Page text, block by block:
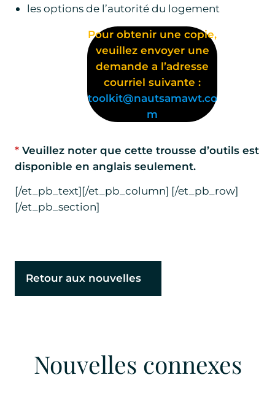
les options de l’autorité du logement
Pour obtenir une copie,
veuillez envoyer une
demande a l’adresse
courriel suivante :
toolkit@nautsamawt.co
m
* Veuillez noter que cette trousse d’outils est
disponible en anglais seulement.
[/et_pb_text][/et_pb_column] [/et_pb_row]
[/et_pb_section]
Retour aux nouvelles
Nouvelles connexes